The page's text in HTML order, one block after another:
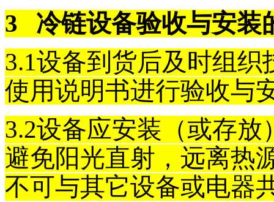
3 冷链设备验收与安装
3.1设备到货后及时组织
使用说明书进行验收与
3.2设备应安装（或存放
避免阳光直射，远离热
不可与其它设备或电器